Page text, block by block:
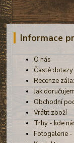
Informace
O nás
Časté dotazy
Recenze
Jak
Obchodní
Vrátit zboží
Trhy - kde
Fotogalerie -